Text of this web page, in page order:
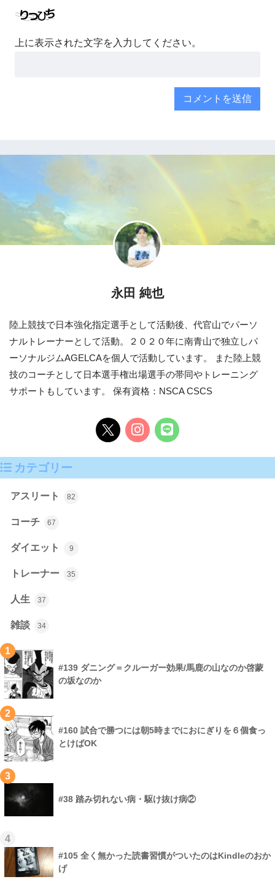
上に表示された文字を入力してください。
永田 純也
陸上競技で日本強化指定選手として活動後、代官山でパーソ
ナルトレーナーとして活動。２０２０年に南青山で独立しパ
ーソナルジムAGELCAを個人で活動しています。 また陸上競
技のコーチとして日本選手権出場選手の帯同やトレーニング
サポートもしています。 保有資格：NSCA CSCS
カテゴリー
アスリート 82
コーチ 67
ダイエット 9
トレーナー 35
人生 37
雑談 34
1
#139 ダニング＝クルーガー効果/馬鹿の山なのか啓蒙
の坂なのか
2
#160 試合で勝つには朝5時までにおにぎりを６個食っ
とけばOK
3
#38 踏み切れない病・駆け抜け病②
4
#105 全く無かった読書習慣がついたのはKindleのおか
げ